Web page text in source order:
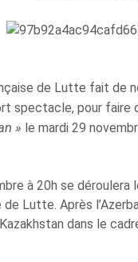
de Lutte fait de
spectacle, pour faire
» le mardi 29
à 20h se
de Lutte. Après
dans le